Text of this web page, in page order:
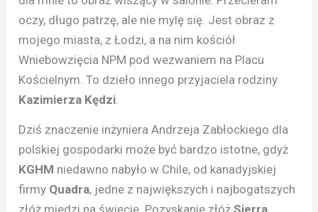
oczy, długo patrzę, ale nie mylę się. Jest obraz z
mojego miasta, z Łodzi, a na nim kościół
Wniebowzięcia NPM pod wezwaniem na Placu
Kościelnym. To dzieło innego przyjaciela rodziny
Kazimierza Kędzi.
Dziś znaczenie inżyniera Andrzeja Zabłockiego dla
polskiej gospodarki może być bardzo istotne, gdyż
KGHM niedawno nabyło w Chile, od kanadyjskiej
firmy Quadra, jedne z największych i najbogatszych
złóż miedzi na świecie. Pozyskanie złóżSierra